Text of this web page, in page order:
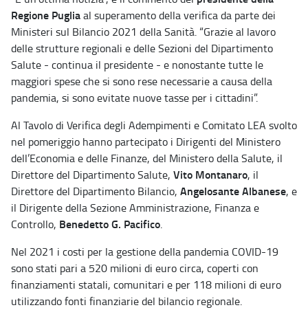
Regione Pugliaal superamento della verifica da parte dei
Ministeri sul Bilancio 2021 della Sanità. “Grazie al lavoro
delle strutture regionali e delle Sezioni del Dipartimento
Salute - continua il presidente - e nonostante tutte le
maggiori spese che si sono rese necessarie a causa della
pandemia, si sono evitate nuove tasse per i cittadini”.
Al Tavolo di Verifica degli Adempimenti e Comitato LEA svolto
nel pomeriggio hanno partecipato i Dirigenti del Ministero
dell’Economia e delle Finanze, del Ministero della Salute, il
Direttore del Dipartimento Salute, Vito Montanaro, il
Direttore del Dipartimento Bilancio, Angelosante Albanese, e
il Dirigente della Sezione Amministrazione, Finanza e
Controllo, Benedetto G. Pacifico.
Nel 2021 i costi per la gestione della pandemia COVID-19
sono stati pari a 520 milioni di euro circa, coperti con
finanziamenti statali, comunitari e per 118 milioni di euro
utilizzando fonti finanziarie del bilancio regionale.